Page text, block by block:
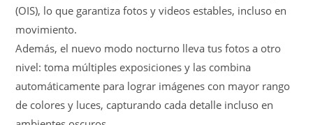
(OIS), lo que garantiza fotos y videos estables, incluso en
movimiento.
Además, el nuevo modo nocturno lleva tus fotos a otro
nivel: toma múltiples exposiciones y las combina
automáticamente para lograr imágenes con mayor rango
de colores y luces, capturando cada detalle incluso en